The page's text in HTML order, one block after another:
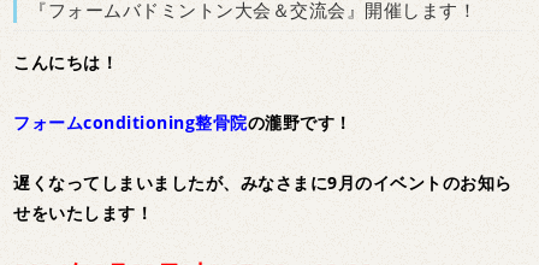
『フォームバドミントン大会＆交流会』開催します！
こんにちは！
フォームconditioning整骨院の瀧野です！
遅くなってしまいましたが、みなさまに9月のイベントのお知ら
せをいたします！